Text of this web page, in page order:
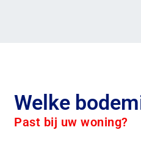
Welke
Past bij uw woning?